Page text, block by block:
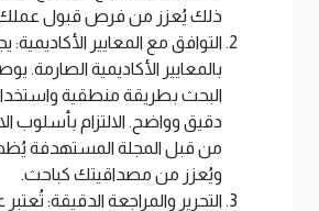
ذلك يُعزز من فرص قبول
التوافق مع المعايير
بالمعايير الأكاديمية الصارمة.
البحث بطريقة منطقية
دقيق وواضح. الالتزام بأسلوب
من قبل المجلة المستهدفة
ويُعزز من مصداقيتك كباحث.
التحرير والمراجعة الدقيقة: